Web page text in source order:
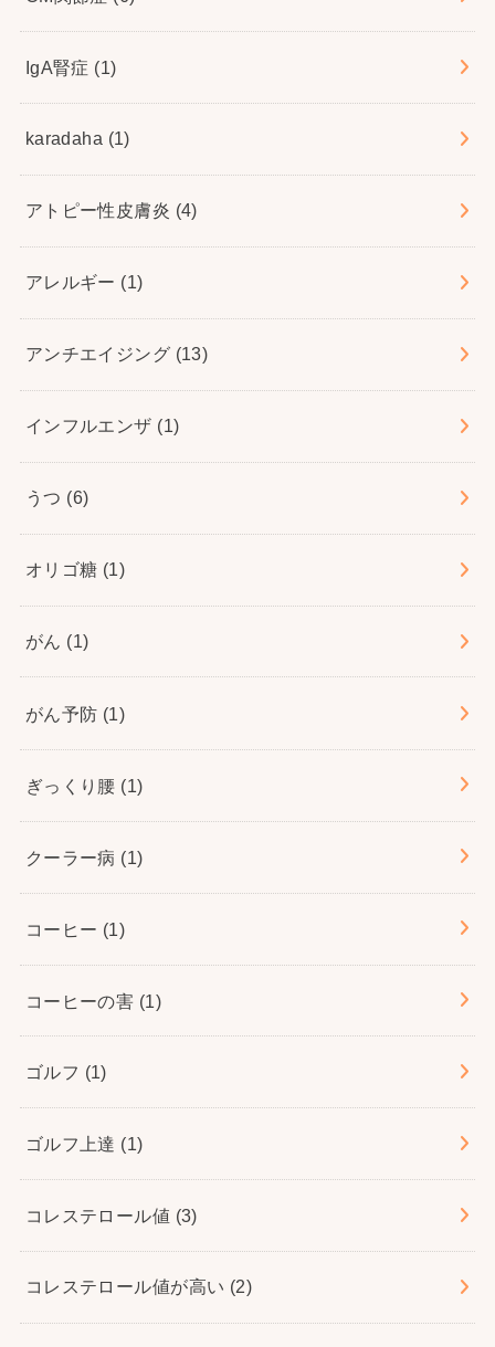
IgA腎症 (1)
karadaha (1)
アトピー性皮膚炎 (4)
アレルギー (1)
アンチエイジング (13)
インフルエンザ (1)
うつ (6)
オリゴ糖 (1)
がん (1)
がん予防 (1)
ぎっくり腰 (1)
クーラー病 (1)
コーヒー (1)
コーヒーの害 (1)
ゴルフ (1)
ゴルフ上達 (1)
コレステロール値 (3)
コレステロール値が高い (2)